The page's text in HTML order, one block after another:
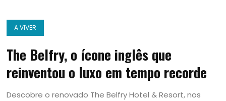
A VIVER
The Belfry, o ícone inglês que
reinventou o luxo em tempo recorde
Descobre o renovado The Belfry Hotel & Resort, nos